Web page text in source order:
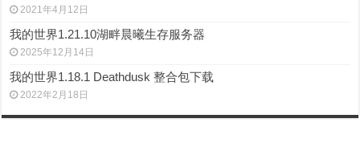
2021年4月12日
我的世界1.21.10湖畔晨曦生存服务器
2025年12月14日
我的世界1.18.1 Deathdusk 整合包下载
2022年2月18日